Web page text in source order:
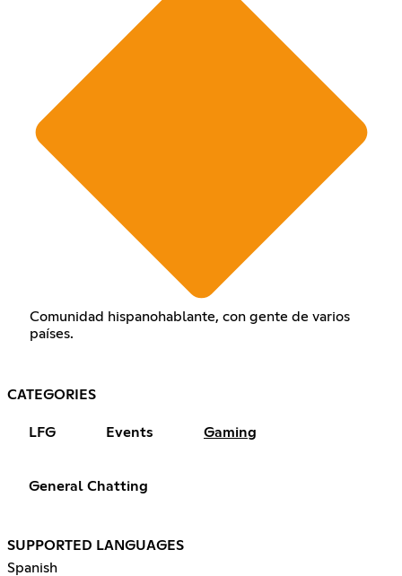
Comunidad hispanohablante, con gente de varios
países.
CATEGORIES
LFG Events Gaming
General Chatting
SUPPORTED LANGUAGES
Spanish